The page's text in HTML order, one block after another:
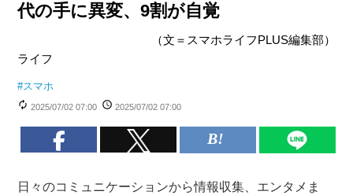
代の手に異変、9割が自覚
（文＝スマホライフPLUS編集部）
ライフ
#スマホ
2025/07/02 07:00 2025/07/02 07:00
日々のコミュニケーションから情報収集、エンタメま